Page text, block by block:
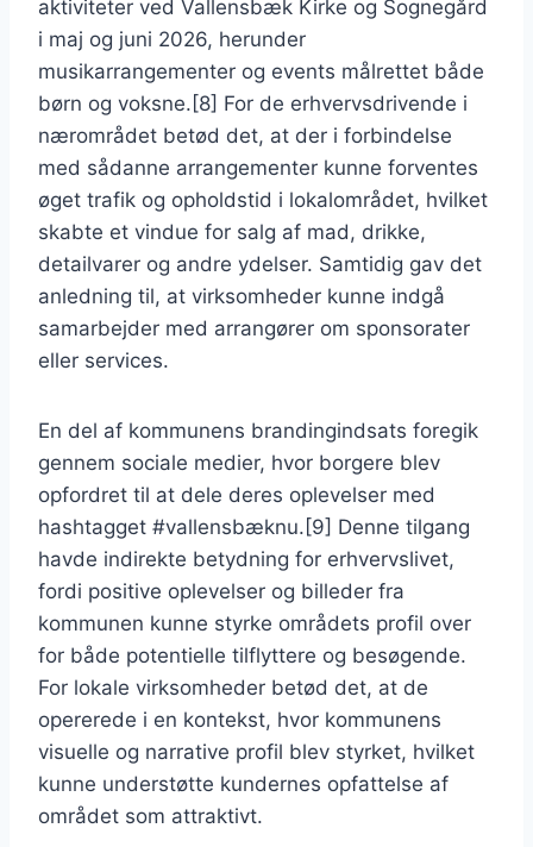
aktiviteter ved Vallensbæk Kirke og Sognegård
i maj og juni 2026, herunder
musikarrangementer og events målrettet både
børn og voksne.[8] For de erhvervsdrivende i
nærområdet betød det, at der i forbindelse
med sådanne arrangementer kunne forventes
øget trafik og opholdstid i lokalområdet, hvilket
skabte et vindue for salg af mad, drikke,
detailvarer og andre ydelser. Samtidig gav det
anledning til, at virksomheder kunne indgå
samarbejder med arrangører om sponsorater
eller services.
En del af kommunens brandingindsats foregik
gennem sociale medier, hvor borgere blev
opfordret til at dele deres oplevelser med
hashtagget #vallensbæknu.[9] Denne tilgang
havde indirekte betydning for erhvervslivet,
fordi positive oplevelser og billeder fra
kommunen kunne styrke områdets profil over
for både potentielle tilflyttere og besøgende.
For lokale virksomheder betød det, at de
opererede i en kontekst, hvor kommunens
visuelle og narrative profil blev styrket, hvilket
kunne understøtte kundernes opfattelse af
området som attraktivt.